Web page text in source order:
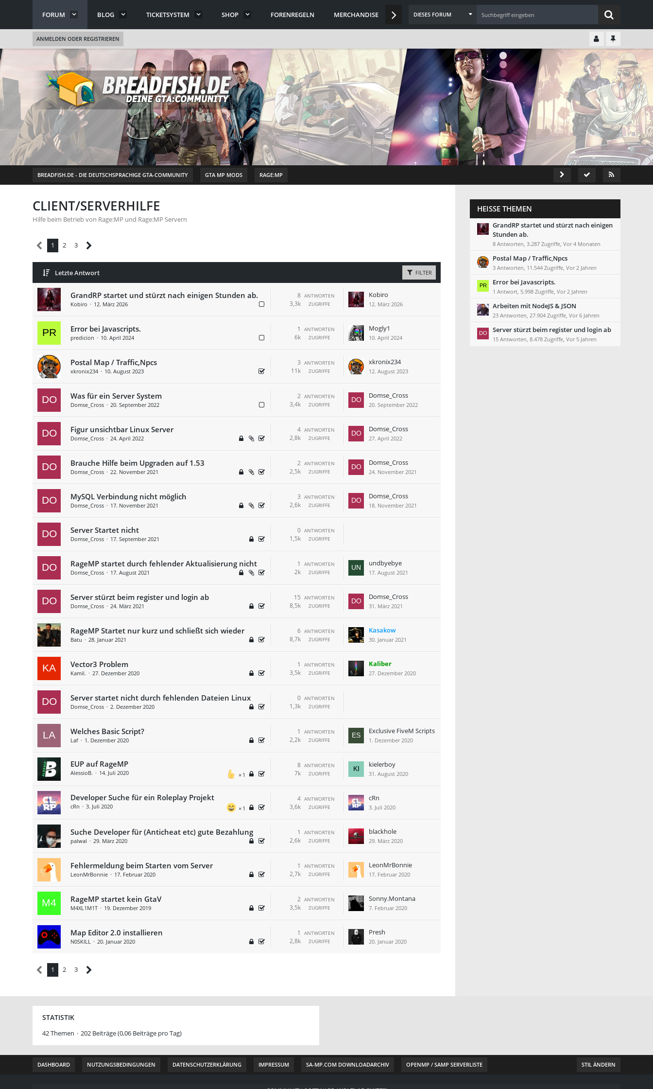
FORUM BLOG TICKETSYSTEM SHOP FORENREGELN MERCHANDISE DISCORDDIESES FORUM
ANMELDEN ODER REGISTRIEREN
BREADFISH.DE - DIE DEUTSCHSPRACHIGE GTA-COMMUNITY GTA MP MODS RAGE:MP
CLIENT/SERVERHILFE
Hilfe beim Betrieb von Rage:MP und Rage:MP Servern
1 2 3
Letzte Antwort FILTER
GrandRP startet und stürzt nach einigen Stunden ab.
Kobiro 12. März 2026
ANTWORTEN
8
ZUGRIFFE
3,3k
Kobiro
12. März 2026
Error bei Javascripts.
predicion 10. April 2024
ANTWORTEN
1
ZUGRIFFE
6k
Mogly1
10. April 2024
Postal Map / Traffic,Npcs
xkronix234 10. August 2023
ANTWORTEN
3
ZUGRIFFE
11k
xkronix234
12. August 2023
Was für ein Server System
Domse_Cross 20. September 2022
ANTWORTEN
2
ZUGRIFFE
3,4k
Domse_Cross
20. September 2022
Figur unsichtbar Linux Server
Domse_Cross 24. April 2022
ANTWORTEN
4
ZUGRIFFE
2,8k
Domse_Cross
27. April 2022
Brauche Hilfe beim Upgraden auf 1.53
Domse_Cross 22. November 2021
ANTWORTEN
2
ZUGRIFFE
2,5k
Domse_Cross
24. November 2021
MySQL Verbindung nicht möglich
Domse_Cross 17. November 2021
ANTWORTEN
3
ZUGRIFFE
2,6k
Domse_Cross
18. November 2021
Server Startet nicht
Domse_Cross 17. September 2021
ANTWORTEN
0
ZUGRIFFE
1,5k
RageMP startet durch fehlender Aktualisierung nicht
Domse_Cross 17. August 2021
ANTWORTEN
1
ZUGRIFFE
2k
undbyebye
17. August 2021
Server stürzt beim register und login ab
Domse_Cross 24. März 2021
ANTWORTEN
15
ZUGRIFFE
8,5k
Domse_Cross
31. März 2021
RageMP Startet nur kurz und schließt sich wieder
Batu 28. Januar 2021
ANTWORTEN
6
ZUGRIFFE
8,7k
Kasakow
30. Januar 2021
Vector3 Problem
Kamil. 27. Dezember 2020
ANTWORTEN
1
ZUGRIFFE
3,5k
Kaliber
27. Dezember 2020
Server startet nicht durch fehlenden Dateien Linux
Domse_Cross 2. Dezember 2020
ANTWORTEN
0
ZUGRIFFE
1,3k
Welches Basic Script?
Laf 1. Dezember 2020
ANTWORTEN
1
ZUGRIFFE
2,2k
Exclusive FiveM Scripts
1. Dezember 2020
EUP auf RageMP
1
AlessioB. 14. Juli 2020
ANTWORTEN
8
ZUGRIFFE
7k
kielerboy
31. August 2020
Developer Suche für ein Roleplay Projekt
1
cRn 3. Juli 2020
ANTWORTEN
4
ZUGRIFFE
3,6k
cRn
3. Juli 2020
Suche Developer für (Anticheat etc) gute Bezahlung
palwal 29. März 2020
ANTWORTEN
1
ZUGRIFFE
2,6k
blackhole
29. März 2020
Fehlermeldung beim Starten vom Server
LeonMrBonnie 17. Februar 2020
ANTWORTEN
1
ZUGRIFFE
2,7k
LeonMrBonnie
17. Februar 2020
RageMP startet kein GtaV
M4XL1M1T 19. Dezember 2019
ANTWORTEN
2
ZUGRIFFE
3,5k
Sonny.Montana
7. Februar 2020
Map Editor 2.0 installieren
N0SKILL 20. Januar 2020
ANTWORTEN
1
ZUGRIFFE
2,8k
Presh
20. Januar 2020
1 2 3
HEISSE THEMEN
GrandRP startet und stürzt nach einigen
Stunden ab.
8 Antworten, 3.287 Zugriffe, Vor 4 Monaten
Postal Map / Traffic,Npcs
3 Antworten, 11.544 Zugriffe, Vor 2 Jahren
Error bei Javascripts.
1 Antwort, 5.998 Zugriffe, Vor 2 Jahren
Arbeiten mit NodeJS & JSON
23 Antworten, 27.904 Zugriffe, Vor 6 Jahren
Server stürzt beim register und login ab
15 Antworten, 8.478 Zugriffe, Vor 5 Jahren
STATISTIK
42 Themen 202 Beiträge (0,06 Beiträge pro Tag)
STIL ÄNDERN
DASHBOARD NUTZUNGSBEDINGUNGEN DATENSCHUTZERKLÄRUNG IMPRESSUM SA-MP.COM DOWNLOADARCHIV OPENMP / SAMP SERVERLISTE